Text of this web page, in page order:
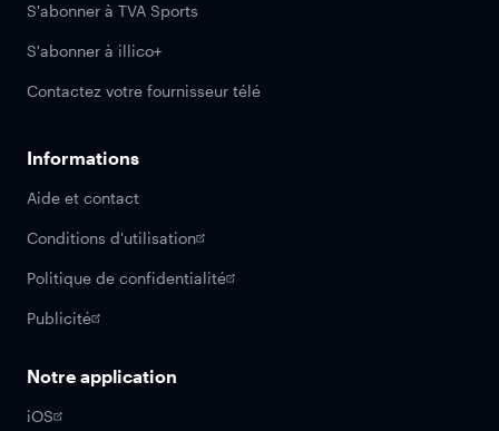
S'abonner à TVA Sports
S'abonner à illico+
Contactez votre fournisseur télé
Informations
Aide et contact
Conditions d'utilisation
Politique de confidentialité
Publicité
Notre application
iOS